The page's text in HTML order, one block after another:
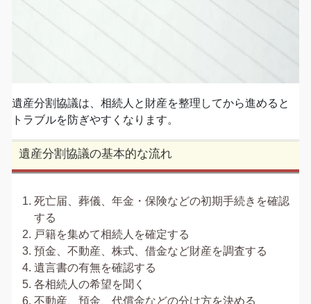
遺産分割協議は、相続人と財産を整理してから進めると
トラブルを防ぎやすくなります。
遺産分割協議の基本的な流れ
死亡届、葬儀、年金・保険などの初期手続きを確認
する
戸籍を集めて相続人を確定する
預金、不動産、株式、借金など財産を調査する
遺言書の有無を確認する
各相続人の希望を聞く
不動産、預金、代償金などの分け方を決める